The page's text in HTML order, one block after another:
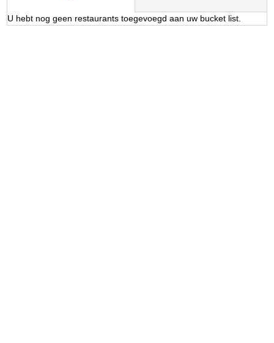
U hebt nog geen restaurants toegevoegd aan uw bucket list.